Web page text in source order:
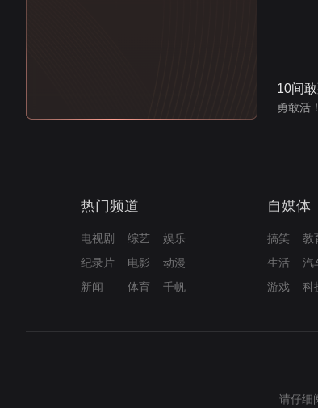
10间
勇敢活
热门频道
电视剧 综艺
娱乐
纪录片
电影
动漫
新闻
体育 千帆
自媒体
搞笑 教
生活
汽
游戏
科
请仔细